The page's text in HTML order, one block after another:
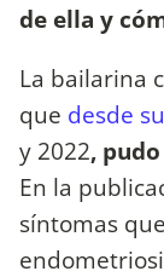
de ella y
La bailarina
que desde
y 2022,
En la
síntomas